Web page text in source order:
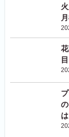
は